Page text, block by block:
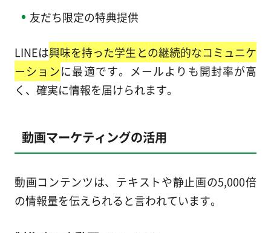
友だち限定の特典提供
LINEは興味を持った学生との継続的なコミュニケ
ーションに最適です。メールよりも開封率が高
く、確実に情報を届けられます。
動画マーケティングの活用
動画コンテンツは、テキストや静止画の5,000倍
の情報量を伝えられると言われています。